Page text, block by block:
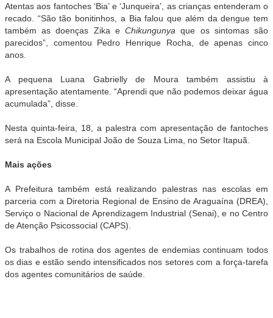
Atentas aos fantoches ‘Bia’ e ‘Junqueira’, as crianças entenderam o
recado. “São tão bonitinhos, a Bia falou que além da dengue tem
também as doenças Zika eChikungunya que os sintomas são
parecidos”, comentou Pedro Henrique Rocha, de apenas cinco
anos.
A pequena Luana Gabrielly de Moura também assistiu à
apresentação atentamente. “Aprendi que não podemos deixar água
acumulada”, disse.
Nesta quinta-feira, 18, a palestra com apresentação de fantoches
será na Escola Municipal João de Souza Lima, no Setor Itapuã.
Mais ações
A Prefeitura também está realizando palestras nas escolas em
parceria com a Diretoria Regional de Ensino de Araguaína (DREA),
Serviço o Nacional de Aprendizagem Industrial (Senai), e no Centro
de Atenção Psicossocial (CAPS).
Os trabalhos de rotina dos agentes de endemias continuam todos
os dias e estão sendo intensificados nos setores com a força-tarefa
dos agentes comunitários de saúde.